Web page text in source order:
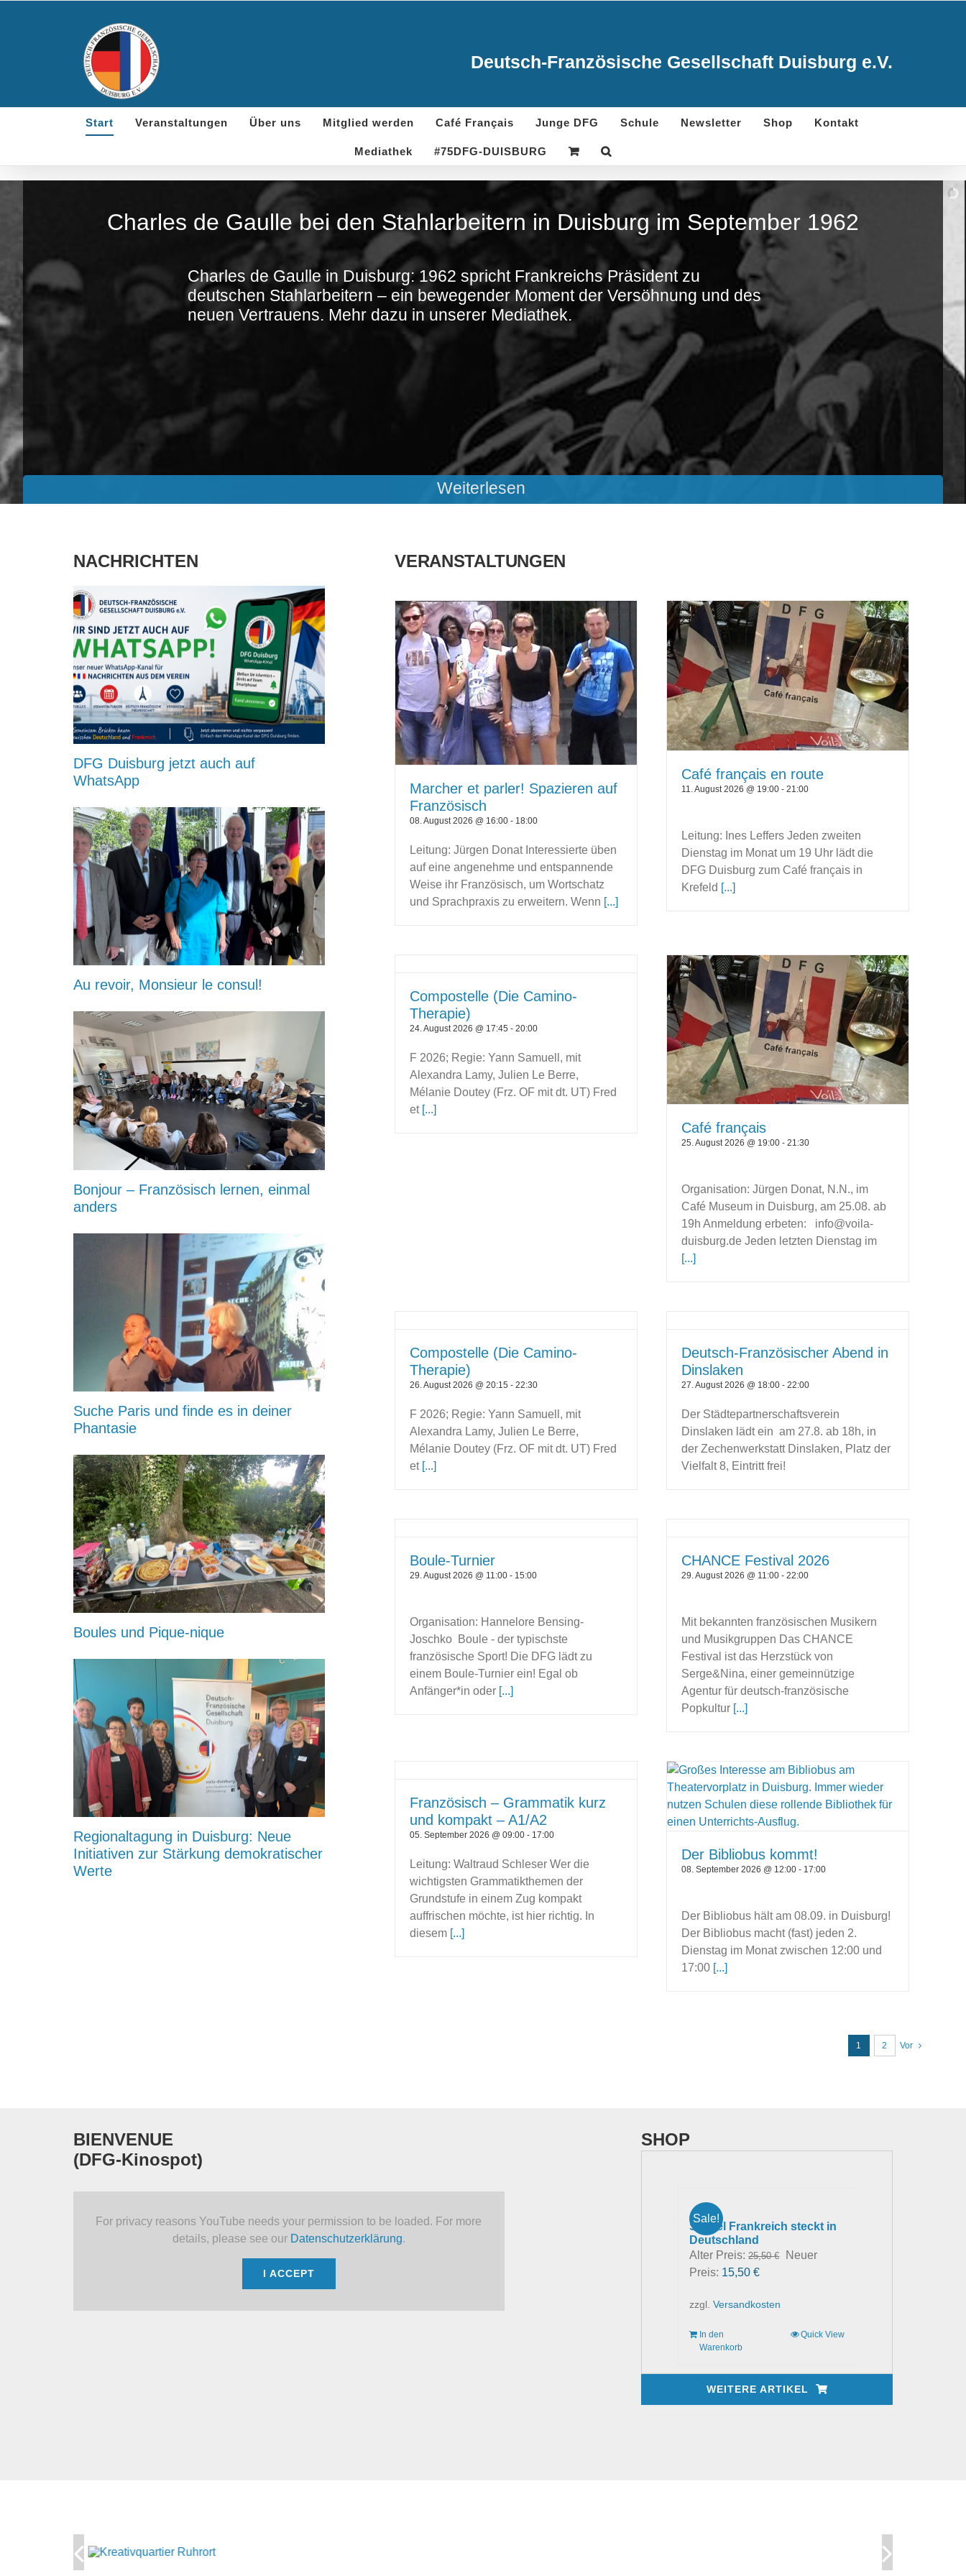
Deutsch-Französische Gesellschaft Duisburg e.V.
Start Veranstaltungen Über uns Mitglied werden Café Français Junge DFG Schule Newsletter Shop Kontakt
Mediathek #75DFG-DUISBURG
Charles de Gaulle bei den Stahlarbeitern in Duisburg im September 1962
Charles de Gaulle in Duisburg: 1962 spricht Frankreichs Präsident zu
deutschen Stahlarbeitern – ein bewegender Moment der Versöhnung und des
neuen Vertrauens. Mehr dazu in unserer Mediathek.
Weiterlesen
NACHRICHTEN
DFG Duisburg jetzt auch auf
WhatsApp
Au revoir, Monsieur le consul!
Bonjour – Französisch lernen, einmal
anders
Suche Paris und finde es in deiner
Phantasie
Boules und Pique-nique
Regionaltagung in Duisburg: Neue
Initiativen zur Stärkung demokratischer
Werte
VERANSTALTUNGEN
Marcher et parler! Spazieren auf
Französisch
08. August 2026 @ 16:00 - 18:00
Leitung: Jürgen Donat Interessierte üben
auf eine angenehme und entspannende
Weise ihr Französisch, um Wortschatz
und Sprachpraxis zu erweitern. Wenn [...]
Café français en route
11. August 2026 @ 19:00 -21:00
Leitung: Ines Leffers Jeden zweiten
Dienstag im Monat um 19 Uhr lädt die
DFG Duisburg zum Café français in
Krefeld [...]
Compostelle (Die Camino-
Therapie)
24. August 2026 @ 17:45 -20:00
F 2026; Regie: Yann Samuell, mit
Alexandra Lamy, Julien Le Berre,
Mélanie Doutey (Frz. OF mit dt. UT) Fred
et [...]
Café français
25. August 2026 @ 19:00 -21:30
Organisation: Jürgen Donat, N.N., im
Café Museum in Duisburg, am 25.08. ab
19h Anmeldung erbeten: info@voila-
duisburg.de Jeden letzten Dienstag im
[...]
Compostelle (Die Camino-
Therapie)
26. August 2026 @ 20:15 -22:30
F 2026; Regie: Yann Samuell, mit
Alexandra Lamy, Julien Le Berre,
Mélanie Doutey (Frz. OF mit dt. UT) Fred
et [...]
Deutsch-Französischer Abend in
Dinslaken
27. August 2026 @ 18:00 -22:00
Der Städtepartnerschaftsverein
Dinslaken lädt ein am 27.8. ab 18h, in
der Zechenwerkstatt Dinslaken, Platz der
Vielfalt 8, Eintritt frei!
Boule-Turnier
29. August 2026 @ 11:00 - 15:00
Organisation: Hannelore Bensing-
Joschko Boule - der typischste
französische Sport! Die DFG lädt zu
einem Boule-Turnier ein! Egal ob
Anfänger*in oder [...]
CHANCE Festival 2026
29. August 2026 @ 11:00 -22:00
Mit bekannten französischen Musikern
und Musikgruppen Das CHANCE
Festival ist das Herzstück von
Serge&Nina, einer gemeinnützige
Agentur für deutsch-französische
Popkultur [...]
Französisch – Grammatik kurz
und kompakt – A1/A2
05. September 2026 @ 09:00 - 17:00
Leitung: Waltraud Schleser Wer die
wichtigsten Grammatikthemen der
Grundstufe in einem Zug kompakt
auffrischen möchte, ist hier richtig. In
diesem [...]
Der Bibliobus kommt!
08. September 2026 @ 12:00 - 17:00
Der Bibliobus hält am 08.09. in Duisburg!
Der Bibliobus macht (fast) jeden 2.
Dienstag im Monat zwischen 12:00 und
17:00 [...]
1 2 Vor
BIENVENUE
(DFG-Kinospot)
For privacy reasons YouTube needs your permission to be loaded. For more
details, please see our Datenschutzerklärung.
I ACCEPT
SHOP
Sale!
So viel Frankreich steckt in
Deutschland
Alter Preis: 25,50€
Ursprünglicher
Neuer
Preis: 15,50€Aktueller
ist:
zzgl.Versandkosten
In den
Warenkorb
Quick View
WEITERE ARTIKEL